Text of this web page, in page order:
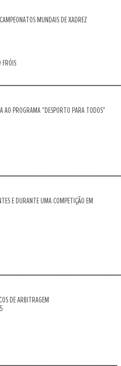
MUNDAIS DE XADREZ
FRÓIS
AO PROGRAMA "DESPORTO PARA TODOS"
E DURANTE UMA COMPETIÇÃO EM
DE ARBITRAGEM